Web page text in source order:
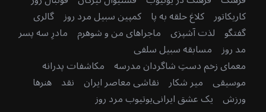
کاریکاتور کلاغ حلقه به پا کمپین سبیل مرد روز گالری
گفتگو لذت آشپزی ماجراهای من و شوهرم مادرِ سه پسر
مد روز مسابقه سبیل سلفی
معمای زخم دستِ شاگردان مدرسه مکاشفات پدرانه
موسیقی میر شکار نقاشی معاصر ایران نقد هنرها
ورزش یک عشق ایرانییوتیوب مرد روز